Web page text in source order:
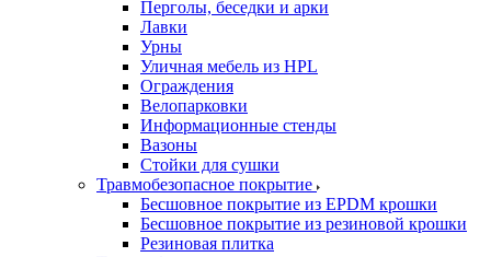
Перголы, беседки и арки
Лавки
Урны
Уличная мебель из HPL
Ограждения
Велопарковки
Информационные стенды
Вазоны
Стойки для сушки
Травмобезопасное покрытие
Бесшовное покрытие из EPDM крошки
Бесшовное покрытие из резиновой крошки
Резиновая плитка